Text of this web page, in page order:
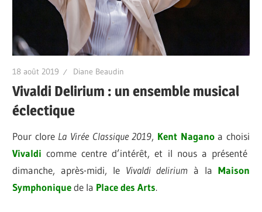
18 août 2019 Diane Beaudin
Vivaldi Delirium : un ensemble musical
éclectique
Pour clore La Virée Classique 2019, Kent Nagano a choisi
Vivaldi comme centre d’intérêt, et il nous a présenté
dimanche, après-midi, le Vivaldi deliriumà la Maison
Symphoniquede la Place des Arts.